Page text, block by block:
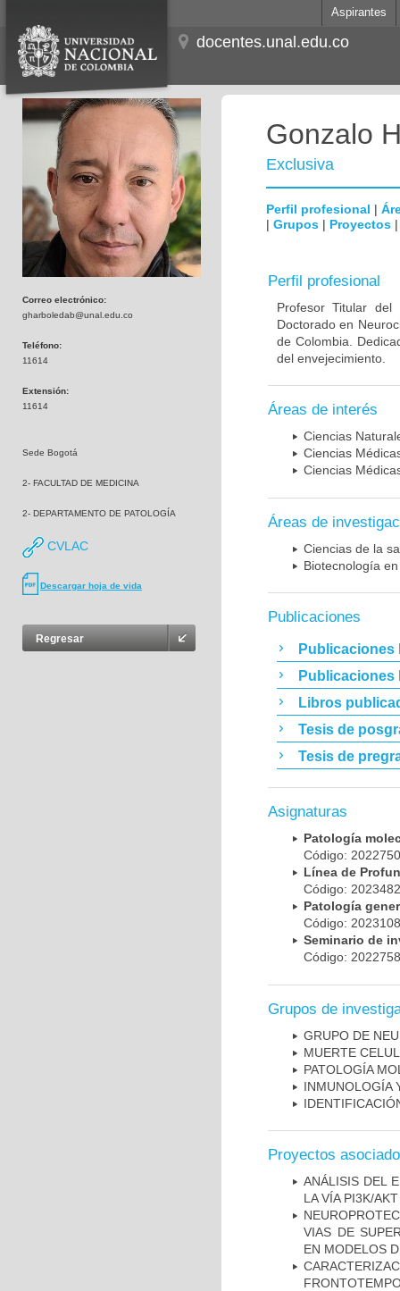
Aspirantes
docentes.unal.edu.co
Correo electrónico:
gharboledab@unal.edu.co
Teléfono:
11614
Extensión:
11614
Sede Bogotá
2- FACULTAD DE MEDICINA
2- DEPARTAMENTO DE PATOLOGÍA
CVLAC
Descargar hoja de vida
Regresar
Gonzalo
Exclusiva
Perfil profesional |
| Grupos | Proyectos
Perfil profesional
Profesor Titular
Doctorado en
de Colombia.
del envejecimiento.
Áreas de interés
Ciencias
Ciencias
Ciencias
Áreas de
Ciencias de la
Biotecnología
Publicaciones
Publicaciones
Publicaciones
Libros
Tesis de
Tesis de
Asignaturas
Patología
Código:
Línea de
Código:
Patología
Código:
Seminario de
Código:
Grupos de
GRUPO DE
MUERTE
PATOLOGÍA
INMUNOLOGÍA
Proyectos
ANÁLISIS DEL
LA VÍA PI3K/
VIAS DE
EN MODELOS